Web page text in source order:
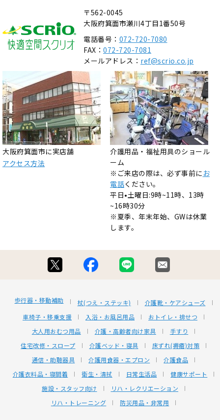
〒562-0045
大阪府箕面市瀬川4丁目1番50号
電話番号： 072-720-7080
FAX： 072-720-7081
メールアドレス： ref@scrio.co.jp
大阪府箕面市に実店舗
アクセス方法
介護用品・福祉用具のショール
ーム
※ご来店の際は、必ず事前に お
電話ください。
平日•土曜日:9時~11時、13時
~16時30分
※夏季、年末年始、GWは休業
します。
歩行器・移動補助 杖(つえ・ステッキ)
介護靴・ケアシューズ
車椅子・移乗支援
入浴・お風呂用品
おトイレ・排せつ
大人用おむつ用品
介護・高齢者向け家具
手すり
住宅改修・スロープ
介護ベッド・寝具
床ずれ(褥瘡)対策
通信・助聴器具
介護用食器・エプロン
介護食品
介護衣料品・寝間着
衛生・清拭 日常生活品
健康サポート
施設・スタッフ向け
リハ・レクリエーション
リハ・トレーニング
防災用品・非常用